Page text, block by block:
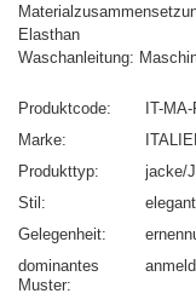
Elasthan
Waschanleitung:
Produktcode
IT-
Marke
Produkttyp
jacke/
Stil
elegant
Gelegenheit
dominantes
Muster